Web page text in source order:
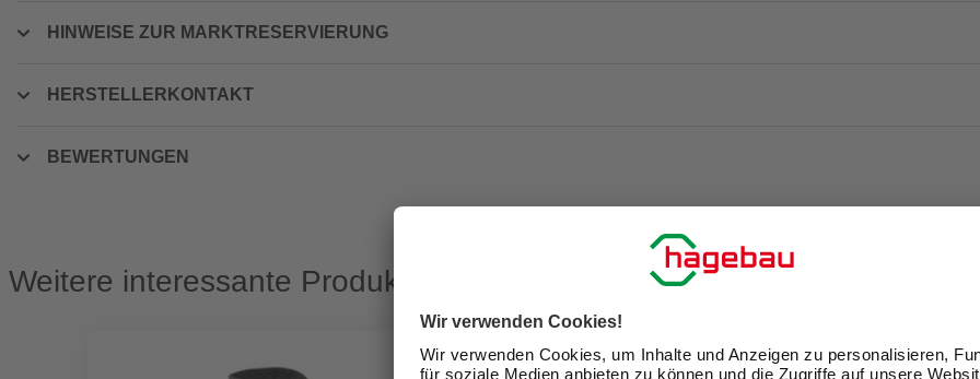
HINWEISE ZUR MARKTRESERVIERUNG
HERSTELLERKONTAKT
BEWERTUNGEN
Weitere interessante Produkte